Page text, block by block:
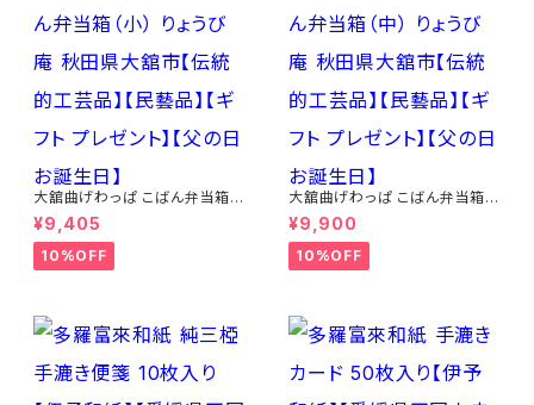
大舘曲げわっぱ こばん弁当箱
（小） りょうび庵 秋田県大舘市
【伝統的工芸品】【民藝品】【ギフ
ト プレゼント】【父の日 お誕生
日】
¥9,405
10%OFF
大舘曲げわっぱ こばん弁当箱
（中） りょうび庵 秋田県大舘市
【伝統的工芸品】【民藝品】【ギフ
ト プレゼント】【父の日 お誕生
日】
¥9,900
10%OFF